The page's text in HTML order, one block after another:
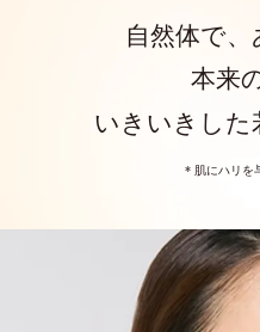
自然体で
本来
いきいきした
* 肌にハリを